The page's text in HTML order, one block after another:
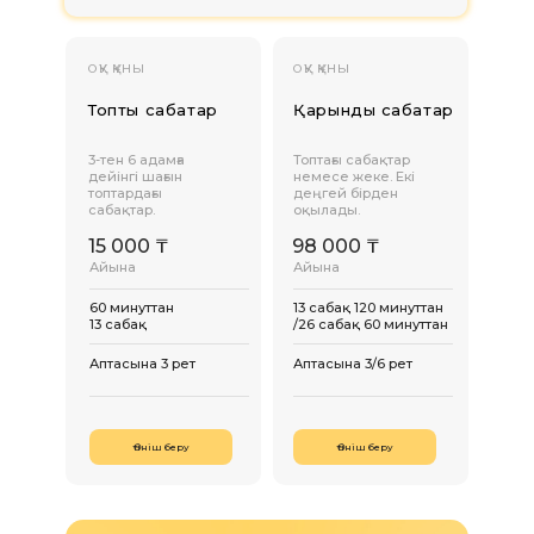
Топтық сабақтар
3-тен 6 адамға
дейінгі шағын
топтардағы
сабақтар.
15 000 ₸
Айына
Қарқынды сабақтар
Топтағы сабақтар
немесе жеке. Екі
деңгей бірден
оқылады.
98 000 ₸
Айына
60 минуттан
13 сабақ
13 сабақ 120 минуттан
/26 сабақ 60 минуттан
Аптасына 3/6 рет
Өтініш беру Өтініш беру
Аптасына 3 рет
ОҚУ ҚҰНЫ ОҚУ ҚҰНЫ